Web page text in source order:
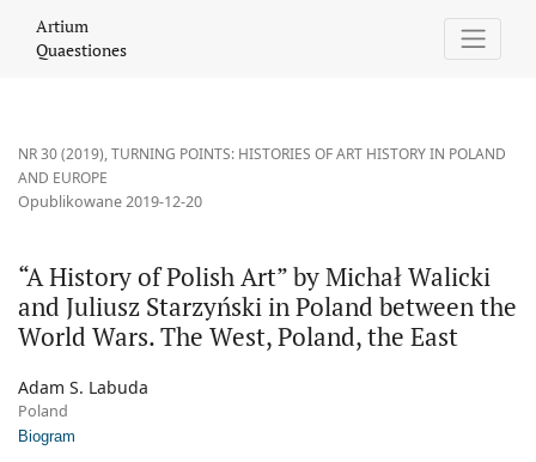
Artium
Quaestiones
NR 30 (2019),TURNING POINTS: HISTORIES OF ART HISTORY IN POLAND
AND EUROPE
“A History of Polish Art” by Michał Walicki
and Juliusz Starzyński in Poland between the
World Wars. The West, Poland, the East
Opublikowane 2019-12-20
Adam S. Labuda
Poland
Biogram